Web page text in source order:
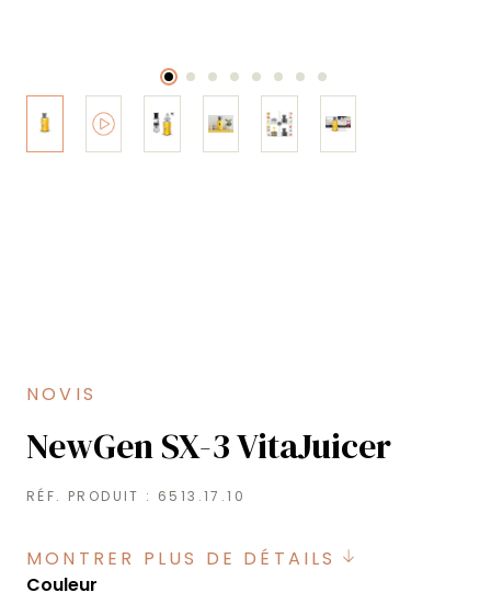
NOVIS
NewGen SX-3 VitaJuicer
RÉF. PRODUIT : 6513.17.10
MONTRER PLUS DE DÉTAILS
Sélectionnez
Couleur